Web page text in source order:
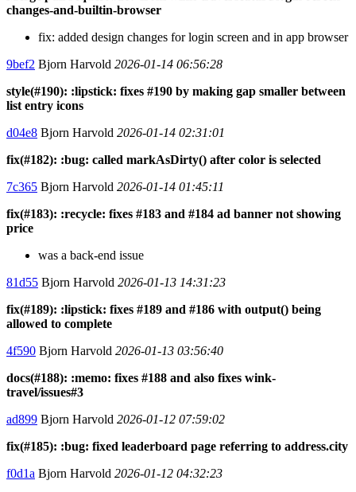
changes-and-builtin-browser
fix: added design changes for login screen and in app browser
9bef2 Bjorn Harvold 2026-01-14 06:56:28
style(#190): :lipstick: fixes #190 by making gap smaller between
list entry icons
d04e8 Bjorn Harvold 2026-01-14 02:31:01
fix(#182): :bug: called markAsDirty() after color is selected
7c365 Bjorn Harvold 2026-01-14 01:45:11
fix(#183): :recycle: fixes #183 and #184 ad banner not showing
price
was a back-end issue
81d55 Bjorn Harvold 2026-01-13 14:31:23
fix(#189): :lipstick: fixes #189 and #186 with output() being
allowed to complete
4f590 Bjorn Harvold 2026-01-13 03:56:40
docs(#188): :memo: fixes #188 and also fixes wink-
travel/issues#3
ad899 Bjorn Harvold 2026-01-12 07:59:02
fix(#185): :bug: fixed leaderboard page referring to address.city
f0d1a Bjorn Harvold 2026-01-12 04:32:23